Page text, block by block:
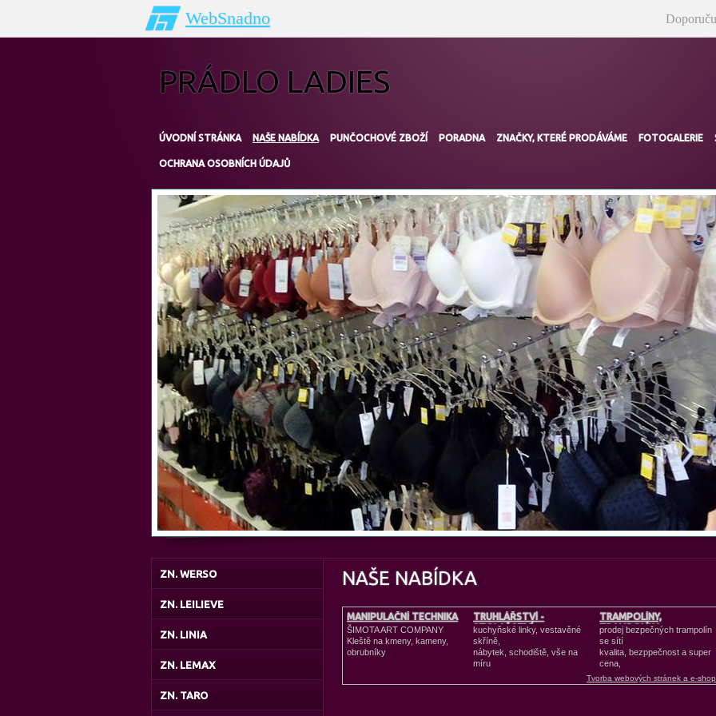
WebSnadno
PRÁDLO LADIES
ÚVODNÍ STRÁNKA NAŠE NABÍDKA PUNČOCHOVÉ ZBOŽÍ PORADNA ZNAČKY‚ KTERÉ PRODÁVÁME FOTOGALERIE
OCHRANA OSOBNÍCH ÚDAJŮ
NAŠE NABÍDKA
MANIPULAČNÍ TECHNIKA
ŠIMOTA ART COMPANY
Kleště na kmeny, kameny,
obrubníky
TRUHLÁŘSTVÍ -
STOLAŘSTVÍ
kuchyňské linky, vestavěné
skříně,
nábytek, schodiště, vše na
míru
TRAMPOLÍNY,
TRAMPOLÍNA,
prodej bezpečných trampolín
se sítí
kvalita, bezppečnost a super
cena,
Tvorba webových stránek a e-
ZN. WERSO
ZN. LEILIEVE
ZN. LINIA
ZN. LEMAX
ZN. TARO